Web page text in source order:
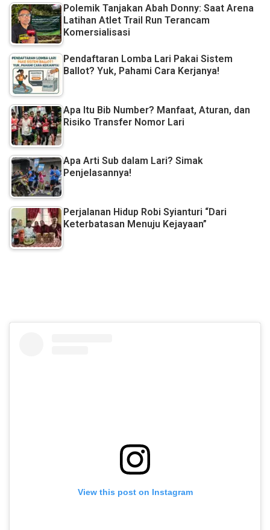
Polemik Tanjakan Abah Donny: Saat Arena
Latihan Atlet Trail Run Terancam
Komersialisasi
Pendaftaran Lomba Lari Pakai Sistem
Ballot? Yuk, Pahami Cara Kerjanya!
Apa Itu Bib Number? Manfaat, Aturan, dan
Risiko Transfer Nomor Lari
Apa Arti Sub dalam Lari? Simak
Penjelasannya!
Perjalanan Hidup Robi Syianturi “Dari
Keterbatasan Menuju Kejayaan”
View this post on Instagram